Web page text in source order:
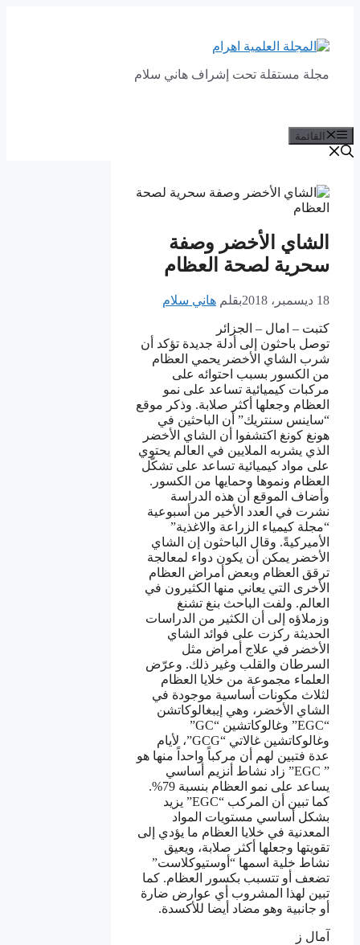
المحتوى
مجلة مستقلة تحت إشراف هاني سلام
القائمة
الشاي الأخضر وصفة
سحرية لصحة العظام
18 ديسمبر، 2018 بقلم هاني سلام
كتبت – امال – الجزائر
توصل باحثون إلى أدلة جديدة تؤكد أن
شرب الشاي الأخضر يحمي العظام
من الكسور بسبب احتوائه على
مركبات كيميائية تساعد على نمو
العظام وجعلها أكثر صلابة. وذكر موقع
“ساينس سنتريك” أن الباحثين في
هونغ كونغ اكتشفوا أن الشاي الأخضر
الذي يشربه الملايين في العالم يحتوي
على مواد كيميائية تساعد على تشكّل
العظام ونموها وحمايها من الكسور.
وأضاف الموقع أن هذه الدراسة
نشرت في العدد الأخير من أسبوعية
“مجلة كيمياء الزراعة والاغذية”
الأميركيةً. وقال الباحثون إن الشاي
الأخضر يمكن أن يكون دواء لمعالجة
ترقق العظام وبعض أمراض العظام
الأخرى التي يعاني منها الكثيرون في
العالم. ولفت الباحث بنغ تشنغ
وزملاؤه إلى أن الكثير من الدراسات
الحديثة ركزت على فوائد الشاي
الأخضر في علاج أمراض مثل
السرطان والقلب وغير ذلك. وعرّض
العلماء مجموعة من خلايا العظام
لثلاث مكونات أساسية موجودة في
الشاي الأخضر، وهي إيبغالوكاتشن
“EGC” وغالوكاتشين “GC”
وغالوكاتشين غالاتي “GCG”، لأيام
عدة فتبين لهم أن مركباً واحداً منها هو
” EGC” زاد نشاط أنزيم أساسي
يساعد على نمو العظام بنسبة 79%.
كما تبين أن المركب “EGC” يزيد
بشكل أساسي مستويات المواد
المعدنية في خلايا العظام ما يؤدي إلى
تقويتها وجعلها أكثر صلابة، ويعيق
نشاط خلية اسمها “أوستيوكلاست”
تضعف أو تتسبب بكسور العظام. كما
تبين لهذا المشروب أي عوارض ضارة
أو جانبية وهو مضاد أيضا للأكسدة.
آمال ز